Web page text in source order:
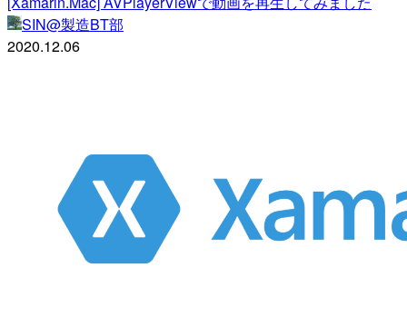
SIN@製造BT部
2020.12.06